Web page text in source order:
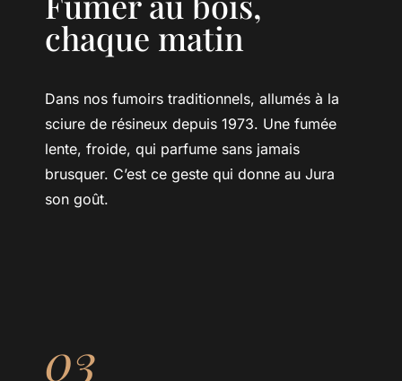
chaque matin
Dans nos fumoirs traditionnels, allumés à la
sciure de résineux depuis 1973. Une fumée
lente, froide, qui parfume sans jamais
brusquer. C’est ce geste qui donne au Jura
son goût.
03